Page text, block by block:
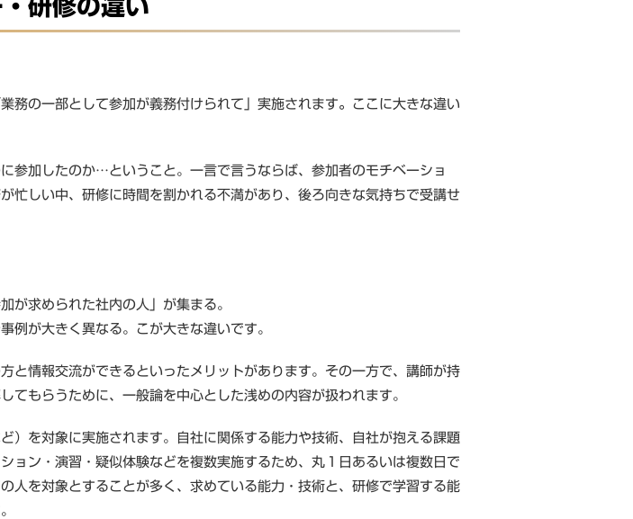
研修の違い
務の一部として参加が義務付けられて」実施されます。 ここに大きな違い
参加したのか…ということ。一言で言うならば、参加者のモチベーショ
忙しい中、研修に時間を割かれる不満があり、後ろ向きな気持ちで受講せ
が求められた社内の人」が集まる。
例が大きく異なる。こが大きな違いです。
と情報交流ができるといったメリットがあります。その一方で、講師が持
もらうために、一般論を中心とした浅めの内容が扱われます。
）を対象に実施されます。自社に関係する能力や技術、自社が抱える課題
ョン・演習・疑似体験などを複数実施するため、丸１日あるいは複数日で
人を対象とすることが多く、求めている能力・技術と、研修で学習する能